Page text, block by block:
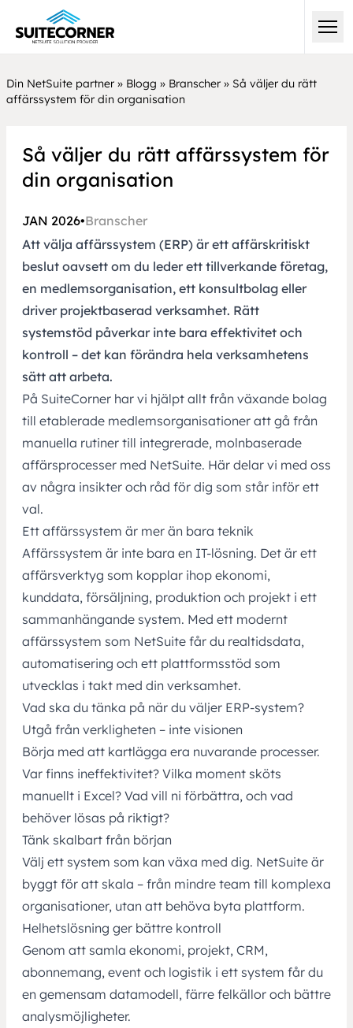
Din NetSuite partner » Blogg » Branscher » Så väljer du rätt
affärssystem för din organisation
Så väljer du rätt affärssystem för
din organisation
JAN 2026•Branscher
Att välja affärssystem (ERP) är ett affärskritiskt
beslut oavsett om du leder ett tillverkande företag,
en medlemsorganisation, ett konsultbolag eller
driver projektbaserad verksamhet. Rätt
systemstöd påverkar inte bara effektivitet och
kontroll – det kan förändra hela verksamhetens
sätt att arbeta.
På SuiteCorner har vi hjälpt allt från växande bolag
till etablerade medlemsorganisationer att gå från
manuella rutiner till integrerade, molnbaserade
affärsprocesser med NetSuite. Här delar vi med oss
av några insikter och råd för dig som står inför ett
val.
Ett affärssystem är mer än bara teknik
Affärssystem är inte bara en IT-lösning. Det är ett
affärsverktyg som kopplar ihop ekonomi,
kunddata, försäljning, produktion och projekt i ett
sammanhängande system. Med ett modernt
affärssystem som NetSuite får du realtidsdata,
automatisering och ett plattformsstöd som
utvecklas i takt med din verksamhet.
Vad ska du tänka på när du väljer ERP-system?
Utgå från verkligheten – inte visionen
Börja med att kartlägga era nuvarande processer.
Var finns ineffektivitet? Vilka moment sköts
manuellt i Excel? Vad vill ni förbättra, och vad
behöver lösas på riktigt?
Tänk skalbart från början
Välj ett system som kan växa med dig. NetSuite är
byggt för att skala – från mindre team till komplexa
organisationer, utan att behöva byta plattform.
Helhetslösning ger bättre kontroll
Genom att samla ekonomi, projekt, CRM,
abonnemang, event och logistik i ett system får du
en gemensam datamodell, färre felkällor och bättre
analysmöjligheter.